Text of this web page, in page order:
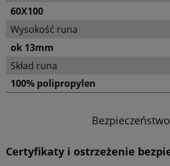
60X100
Wysokość runa
ok 13mm
Skład runa
100% polipropylen
Bezpieczeństwo
Certyfikaty i ostrzeżenie